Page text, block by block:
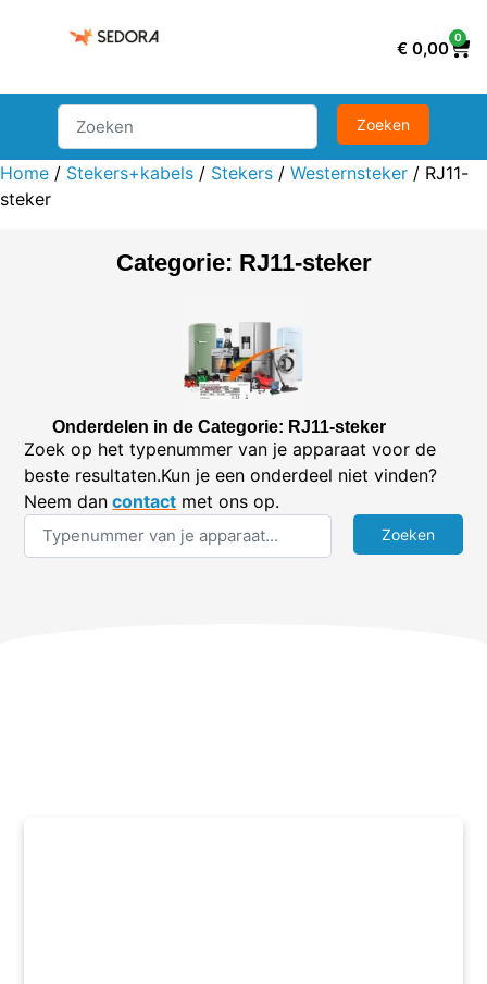
€ 0,00
0
Home / Stekers+kabels / Stekers / Westernsteker / RJ11-
steker
Categorie: RJ11-steker
Onderdelen in de Categorie: RJ11-steker
Zoek op het typenummer van je apparaat voor de
beste resultaten.Kun je een onderdeel niet vinden?
Neem dan contact met ons op.